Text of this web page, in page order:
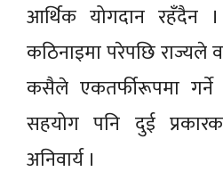
आर्थिक योगदान
कठिनाइमा परेपछि राज्यले
कसैले एकतर्फीरूपमा
सहयोग पनि दुई
अनिवार्य ।